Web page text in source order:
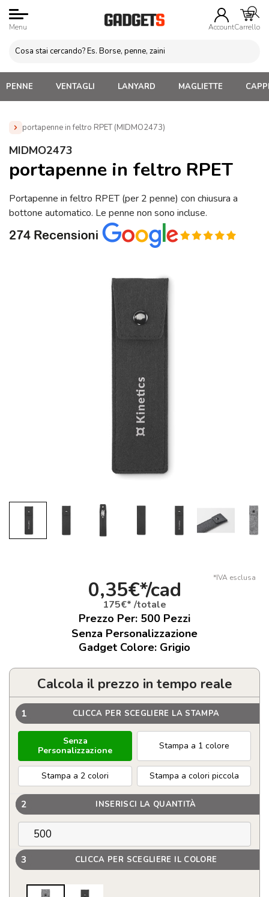
Menu AccountCarrello
PENNE VENTAGLI LANYARD MAGLIETTE
portapenne in feltro RPET (MIDMO2473)
Home » Gadget da Ufficio
MIDMO2473
portapenne in feltro RPET
Portapenne in feltro RPET (per 2 penne) con chiusura a
bottone automatico. Le penne non sono incluse.
*IVA esclusa
0,35€*/cad
175€* /totale
Prezzo Per: 500 Pezzi
Senza Personalizzazione
Gadget Colore: Grigio
Calcola il prezzo in tempo reale
1 CLICCA PER SCEGLIERE LA STAMPA
Senza
Personalizzazione
Stampa a 1 colore
Stampa a 2 colori Stampa a colori piccola
2 INSERISCI LA QUANTITÀ
3 CLICCA PER SCEGLIERE IL COLORE